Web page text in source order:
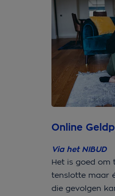
Online
Via het NIBUD
Het is goed om
tenslotte maar
die gevolgen